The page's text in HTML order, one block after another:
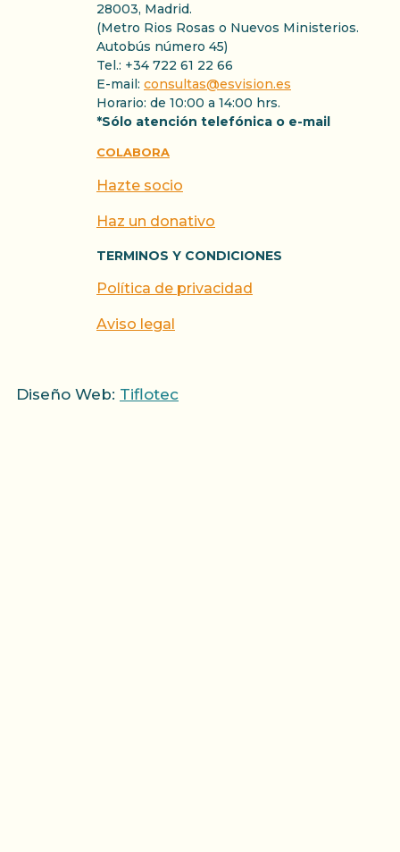
28003, Madrid.
(Metro Rios Rosas o Nuevos Ministerios.
Autobús número 45)
Tel.: +34 722 61 22 66
E-mail: consultas@esvision.es
Horario: de 10:00 a 14:00 hrs.
*Sólo atención telefónica o e-mail
COLABORA
Hazte socio
Haz un donativo
TERMINOS Y CONDICIONES
Política de privacidad
Aviso legal
Diseño Web: Tiflotec